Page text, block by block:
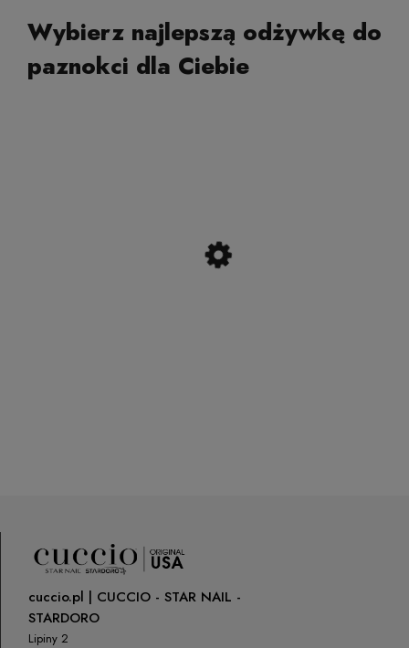
Wybierz najlepszą odżywkę do
paznokci dla Ciebie
cuccio.pl | CUCCIO - STAR NAIL -
STARDORO
Lipiny 2